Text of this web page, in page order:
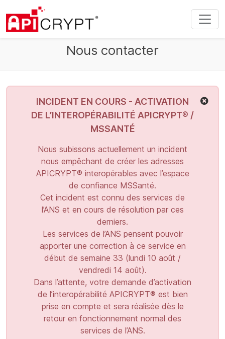
Nous contacter
INCIDENT EN COURS - ACTIVATION
DE L’INTEROPÉRABILITÉ APICRYPT® /
MSSANTÉ
Nous subissons actuellement un incident
nous empêchant de créer les adresses
APICRYPT® interopérables avec l’espace
de confiance MSSanté.
Cet incident est connu des services de
l’ANS et en cours de résolution par ces
derniers.
Les services de l’ANS pensent pouvoir
apporter une correction à ce service en
début de semaine 33 (lundi 10 août /
vendredi 14 août).
Dans l’attente, votre demande d’activation
de l’interopérabilité APICRYPT® est bien
prise en compte et sera réalisée dès le
retour en fonctionnement normal des
services de l’ANS.